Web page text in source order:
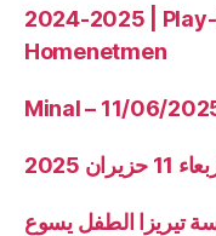
2024-2025 |
Homenetmen
2025
تيريزا الطفل يسوع